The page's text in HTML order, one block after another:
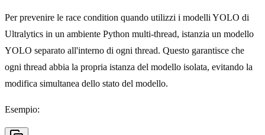
Per prevenire le race condition quando utilizzi i modelli YOLO di
Ultralytics in un ambiente Python multi-thread, istanzia un modello
YOLO separato all'interno di ogni thread. Questo garantisce che
ogni thread abbia la propria istanza del modello isolata, evitando la
modifica simultanea dello stato del modello.
Esempio: